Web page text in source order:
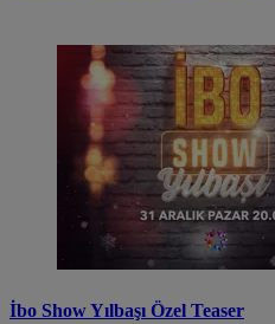
İbo Show Yılbaşı Özel Teaser